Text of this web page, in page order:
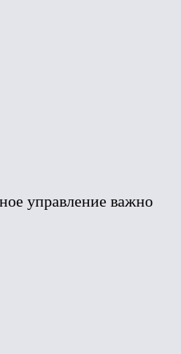
управление важно